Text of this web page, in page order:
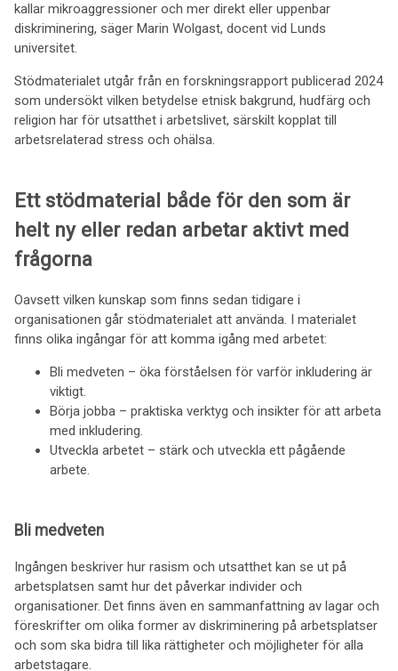
kallar mikroaggressioner och mer direkt eller uppenbar
diskriminering, säger Marin Wolgast, docent vid Lunds
universitet.
Stödmaterialet utgår från en forskningsrapport publicerad 2024
som undersökt vilken betydelse etnisk bakgrund, hudfärg och
religion har för utsatthet i arbetslivet, särskilt kopplat till
arbetsrelaterad stress och ohälsa.
Ett stödmaterial både för den som är
helt ny eller redan arbetar aktivt med
frågorna
Oavsett vilken kunskap som finns sedan tidigare i
organisationen går stödmaterialet att använda. I materialet
finns olika ingångar för att komma igång med arbetet:
Bli medveten – öka förståelsen för varför inkludering är
viktigt.
Börja jobba – praktiska verktyg och insikter för att arbeta
med inkludering.
Utveckla arbetet – stärk och utveckla ett pågående
arbete.
Bli medveten
Ingången beskriver hur rasism och utsatthet kan se ut på
arbetsplatsen samt hur det påverkar individer och
organisationer. Det finns även en sammanfattning av lagar och
föreskrifter om olika former av diskriminering på arbetsplatser
och som ska bidra till lika rättigheter och möjligheter för alla
arbetstagare.